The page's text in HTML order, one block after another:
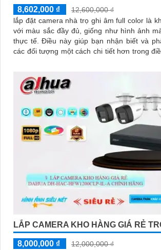
8,602,000 ₫
12,600,000 ₫
lắp đặt camera nhà trọ ghi âm full color là
với màu sắc đầy đủ, giống như hình ảnh
thực tế. Điều này giúp bạn nhận biết và phân biệt dễ dàng
các đối tượng một cách chi tiết hơn trong
LẮP CAMERA KHO HÀNG GIÁ RẺ
8,000,000 ₫
12,000,000 ₫